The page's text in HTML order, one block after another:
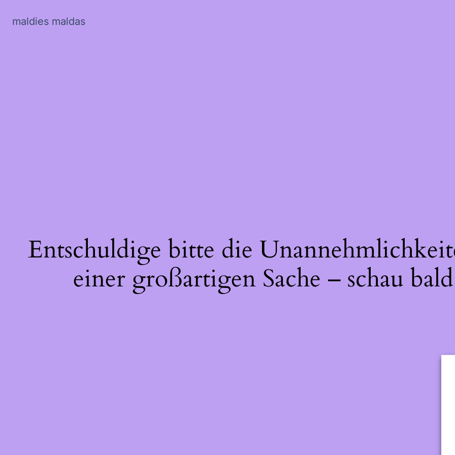
maldies maldas
Entschuldige bitte die
einer großartigen Sache – schau